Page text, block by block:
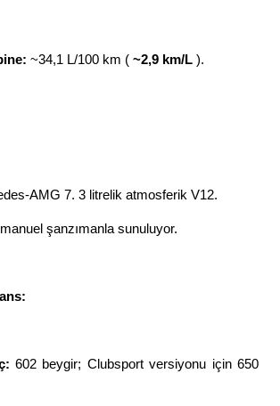
~34,1 L/100 km ( ~2,9 km/L ).
AMG 7. 3 litrelik atmosferik V12.
şanzımanla sunuluyor.
602 beygir; Clubsport versiyonu için 650